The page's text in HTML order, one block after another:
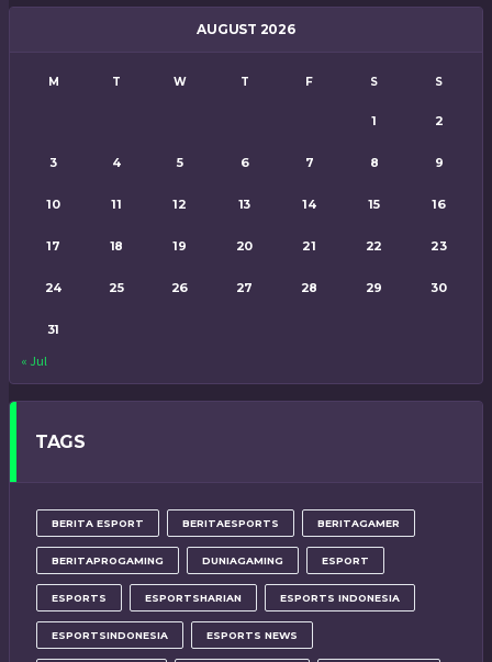
AUGUST 2026
M T W T F S S
1 2
3 4 5 6 7 8 9
10 11 12 13 14 15 16
17 18 19 20 21 22 23
24 25 26 27 28 29 30
31
« Jul
TAGS
BERITA ESPORT BERITAESPORTS BERITAGAMER
BERITAPROGAMING DUNIAGAMING ESPORT
ESPORTS ESPORTSHARIAN ESPORTS INDONESIA
ESPORTSINDONESIA ESPORTS NEWS